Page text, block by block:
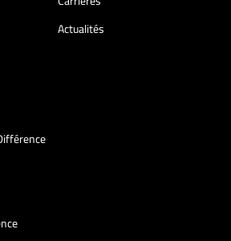
Actualités